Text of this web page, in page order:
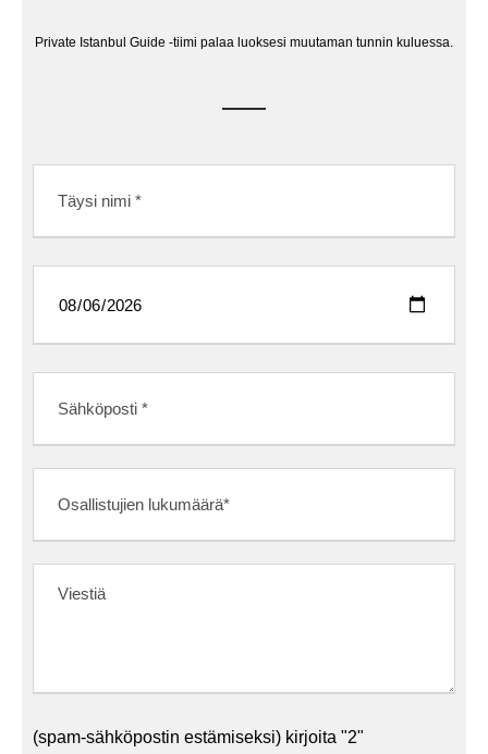
Private Istanbul Guide -tiimi palaa luoksesi muutaman tunnin kuluessa.
(spam-sähköpostin estämiseksi) kirjoita "2"